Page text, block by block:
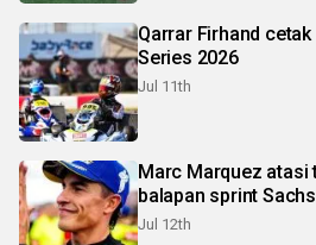
Qarrar Firhand
Series 2026
Jul 11th
Marc Marquez atasi
balapan sprint
Jul 12th